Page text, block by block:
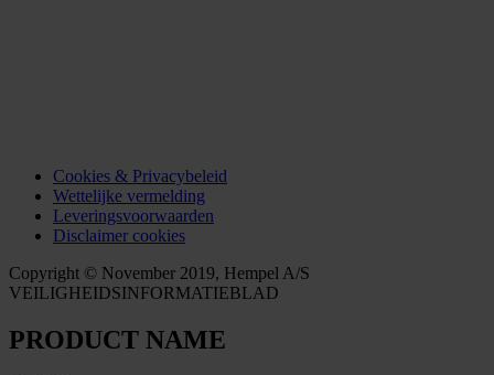
Cookies & Privacybeleid
Wettelijke vermelding
Leveringsvoorwaarden
Disclaimer cookies
Copyright © November 2019, Hempel A/S
VEILIGHEIDSINFORMATIEBLAD
PRODUCT NAME